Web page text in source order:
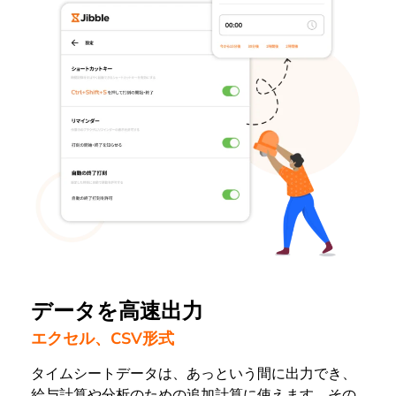
データを高速出力
エクセル、CSV形式
タイムシートデータは、あっという間に出力でき、